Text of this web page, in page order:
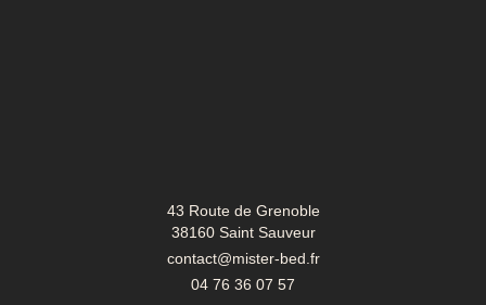
43 Route de Grenoble
38160 Saint Sauveur
contact@mister-bed.fr
04 76 36 07 57